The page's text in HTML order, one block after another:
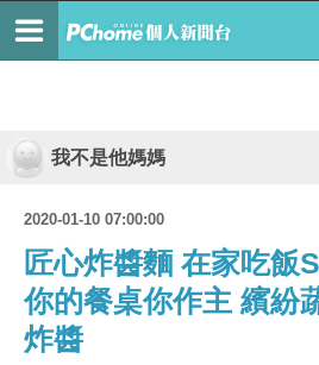
我不是他媽媽
2020-01-10 07:00:00
匠心炸醬麵 在家吃
你的餐桌你作主 繽紛
炸醬